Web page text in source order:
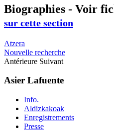
Biographies - Voir
sur cette section
Atzera
Nouvelle recherche
Antérieure Suivant
Asier Lafuente
Info.
Aldizkakoak
Enregistrements
Presse